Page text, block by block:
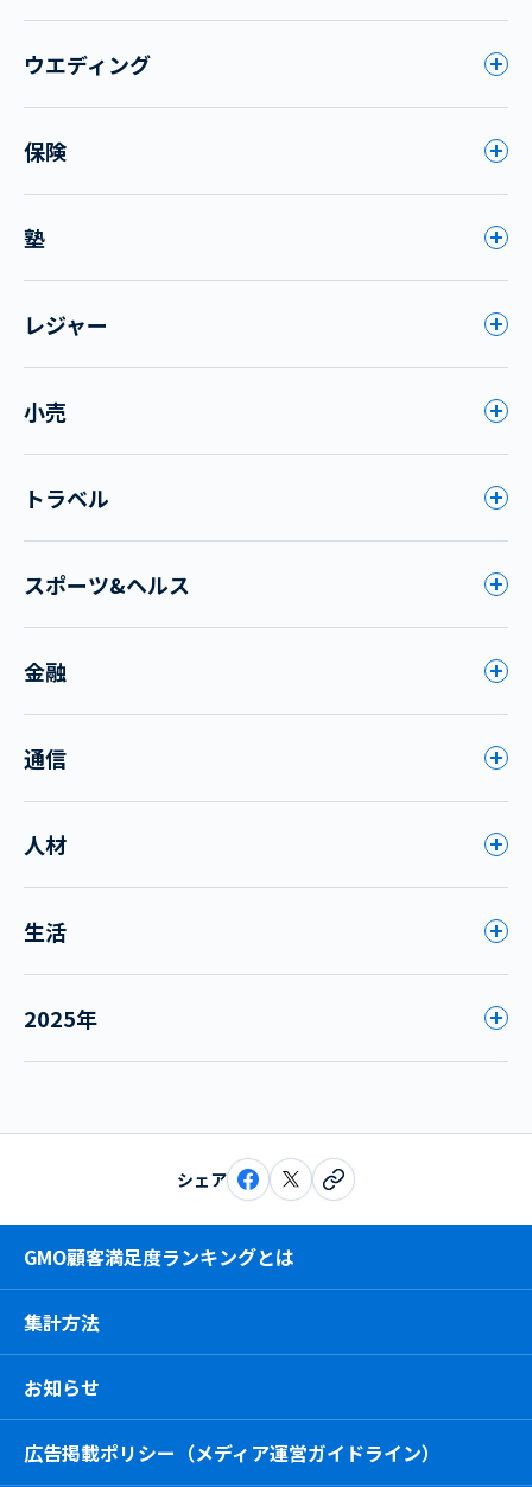
ウエディング
保険
塾
レジャー
小売
トラベル
スポーツ&ヘルス
金融
通信
人材
生活
2025年
シェア
GMO顧客満足度ランキングとは
集計方法
お知らせ
広告掲載ポリシー（メディア運営ガイドライン）